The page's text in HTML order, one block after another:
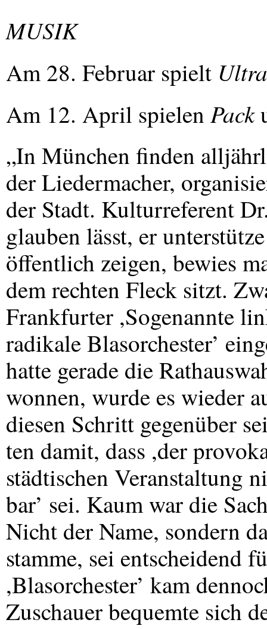
MUSIK
Am 28. Februar spielt
Am 12. April spielen Pack
„In München finden
der Liedermacher,
der Stadt. Kulturreferent
glauben lässt, er
öffentlich zeigen, bewies
dem rechten Fleck sitzt.
Frankfurter ,Sogenannte
radikale Blasorchester’
hatte gerade die
wonnen, wurde es wieder
diesen Schritt gegenüber
ten damit, dass ,der
städtischen Veranstaltung
bar’ sei. Kaum war die
Nicht der Name, sondern
stamme, sei entscheidend
,Blasorchester’ kam
Zuschauer bequemte sich